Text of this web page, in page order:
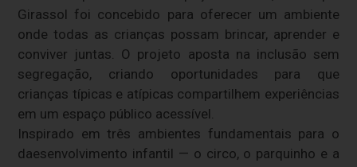
Girassol foi concebido para oferecer um ambiente
onde todas as crianças possam brincar, aprender e
conviver juntas. O projeto aposta na inclusão sem
segregação, criando oportunidades para que
crianças típicas e atípicas compartilhem experiências
em um espaço público acessível.
Inspirado em três ambientes fundamentais para o
daesenvolvimento infantil — o circo, o parquinho e a